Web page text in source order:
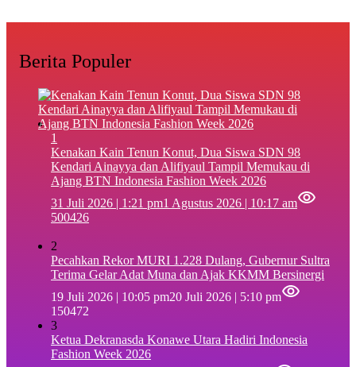
Berita Populer
1
‎Kenakan Kain Tenun Konut, Dua Siswa SDN 98
Kendari Ainayya dan Alifiyaul Tampil Memukau di
Ajang BTN Indonesia Fashion Week 2026
31 Juli 2026 | 1:21 pm1 Agustus 2026 | 10:17 am
500426
2
Pecahkan Rekor MURI 1.228 Dulang, Gubernur Sultra
Terima Gelar Adat Muna dan Ajak KKMM Bersinergi
19 Juli 2026 | 10:05 pm20 Juli 2026 | 5:10 pm
150472
3
Ketua Dekranasda Konawe Utara Hadiri Indonesia
Fashion Week 2026